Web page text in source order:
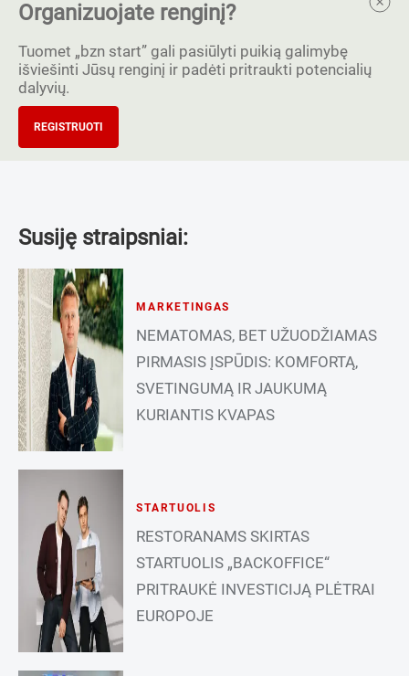
Organizuojate renginį?
Tuomet „bzn start” gali pasiūlyti puikią galimybę
išviešinti Jūsų renginį ir padėti pritraukti potencialių
dalyvių.
REGISTRUOTI
Susiję straipsniai:
MARKETINGAS
NEMATOMAS, BET UŽUODŽIAMAS
PIRMASIS ĮSPŪDIS: KOMFORTĄ,
SVETINGUMĄ IR JAUKUMĄ
KURIANTIS KVAPAS
STARTUOLIS
RESTORANAMS SKIRTAS
STARTUOLIS „BACKOFFICE“
PRITRAUKĖ INVESTICIJĄ PLĖTRAI
EUROPOJE